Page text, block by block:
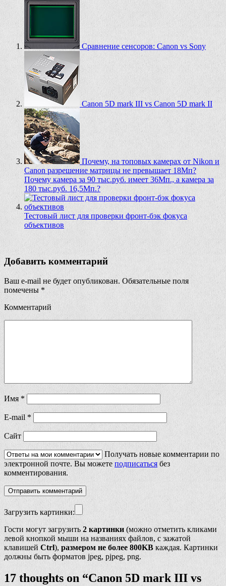
Сравнение сенсоров: Canon vs Sony
Canon 5D mark III vs Canon 5D mark II
Почему, на топовых камерах от Nikon и
Canon разрешение матрицы не превышает 18Мп?
Почему камера за 90 тыс.руб. имеет 36Мп., а камера за
180 тыс.руб. 16,5Мп.?
Тестовый лист для проверки фронт-бэк фокуса
объективов
Добавить комментарий
Ваш e-mail не будет опубликован. Обязательные поля
помечены *
Комментарий
Имя *
E-mail *
Сайт
Получать новые комментарии по
электронной почте. Вы можете подписаться без
комментирования.
Загрузить картинки:
Гости могут загрузить 2 картинки (можно отметить кликами
левой кнопкой мыши на названиях файлов, с зажатой
клавишей Ctrl), размером не более 800KB каждая. Картинки
должны быть форматов jpeg, pjpeg, png.
17 thoughts on “Canon 5D mark III vs